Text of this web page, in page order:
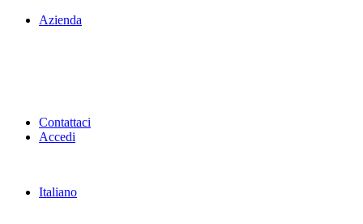
Azienda
Contattaci
Accedi
Italiano